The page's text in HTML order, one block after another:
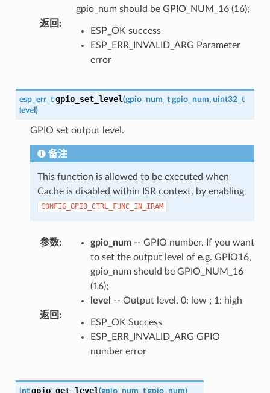
gpio_num should be GPIO_NUM_16 (16);
返回 :
ESP_OK success
ESP_ERR_INVALID_ARG Parameter
error
esp_err_t gpio_set_level(gpio_num_t gpio_num, uint32_t
level )
GPIO set output level.
备注
This function is allowed to be executed when
Cache is disabled within ISR context, by enabling
CONFIG_GPIO_CTRL_FUNC_IN_IRAM
参数: gpio_num-- GPIO number. If you want
to set the output level of e.g. GPIO16,
gpio_num should be GPIO_NUM_16
(16);
level
-- Output level. 0: low ; 1: high
返回 :
ESP_OK Success
ESP_ERR_INVALID_ARG GPIO
number error
int gpio_get_level(gpio_num_t gpio_num)